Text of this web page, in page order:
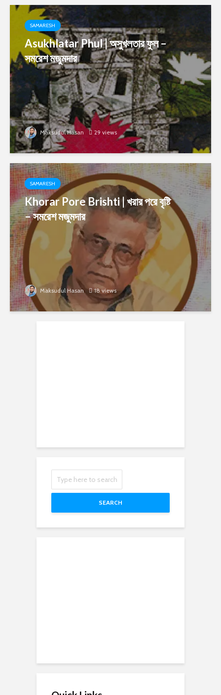
SAMARESH
Asukhlatar Phul | অসুখলতার ফুল –
সমরেশ মজুমদার
Maksudul Hasan 29 views
SAMARESH
Khorar Pore Brishti | খরার পরে বৃষ্টি
– সমরেশ মজুমদার
Maksudul Hasan 18 views
SEARCH